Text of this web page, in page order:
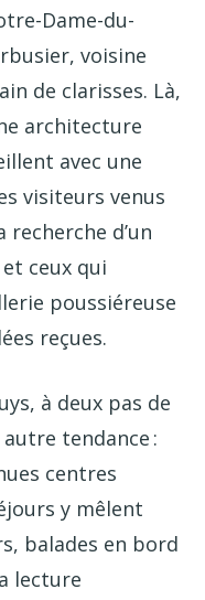
Dame-du-
voisine
de clarisses. Là,
architecture
avec une
visiteurs venus
d’un
ceux qui
poussiéreuse
reçues.
à deux pas de
tendance :
centres
y mêlent
balades en bord
lecture